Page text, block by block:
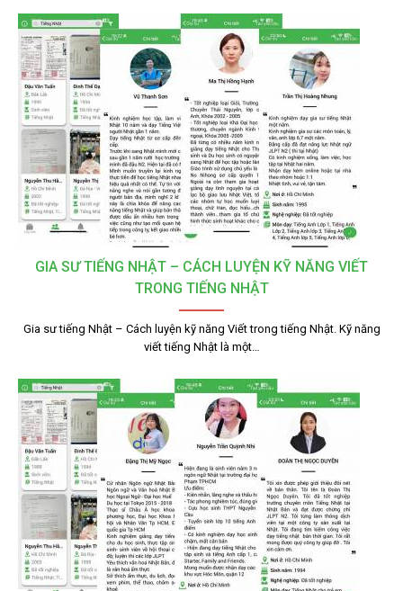
GIA SƯ TIẾNG NHẬT – CÁCH LUYỆN KỸ NĂNG VIẾT
TRONG TIẾNG NHẬT
Gia sư tiếng Nhật – Cách luyện kỹ năng Viết trong tiếng Nhật. Kỹ năng
viết tiếng Nhật là một…